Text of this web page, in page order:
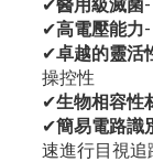
✔醫用級滅菌
✔高電壓能力
✔卓越的靈活
操控性
✔生物相容性
✔簡易電路識
速進行目視追